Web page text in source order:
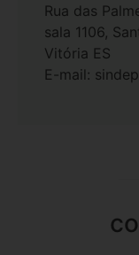
Rua das
sala 1106,
Vitória ES
E-mail: